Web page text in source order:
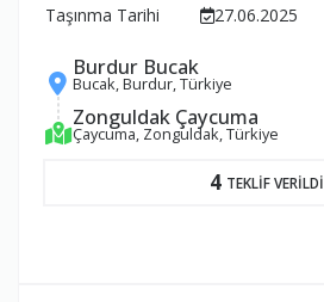
Taşınma Tarihi
27.06.2025
Burdur Bucak
Bucak, Burdur, Türkiye
Zonguldak Çaycuma
Çaycuma, Zonguldak, Türkiye
4 TEKLİF VERİLDİ